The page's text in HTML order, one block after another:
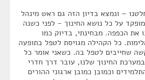
– ונמצא בדיון הזה גם ראש מינהל
על כל נושא החינוך - לפני כשנה
את הכפפה. מבחינתי, בדיוק כמו
כל הקהילה מגויסת לטפל בתופעה
שחייבים לטפל בה. כשאני אומר כל
החינוך שלנו, עובר דרך חדרי
וכמובן כמובן ארגוני ההורים